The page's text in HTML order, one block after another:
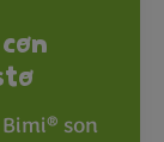
® son